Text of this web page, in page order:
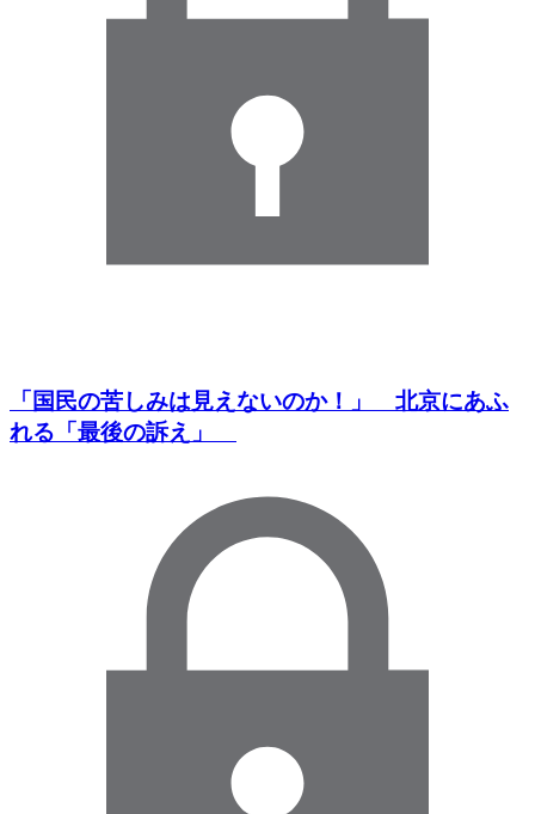
「国民の苦しみは見えないのか！」 北京にあふ
れる「最後の訴え」